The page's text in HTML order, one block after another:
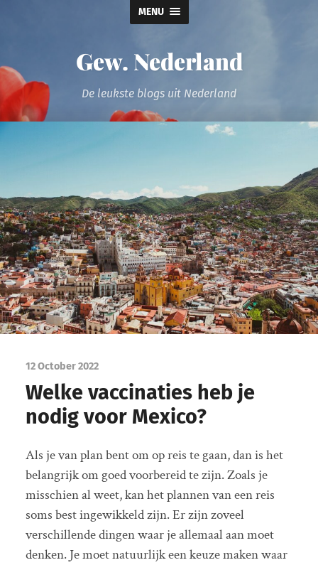
MENU
Gew. Nederland
De leukste blogs uit Nederland
12 October 2022
Welke vaccinaties heb je
nodig voor Mexico?
Als je van plan bent om op reis te gaan, dan is het
belangrijk om goed voorbereid te zijn. Zoals je
misschien al weet, kan het plannen van een reis
soms best ingewikkeld zijn. Er zijn zoveel
verschillende dingen waar je allemaal aan moet
denken. Je moet natuurlijk een keuze maken waar